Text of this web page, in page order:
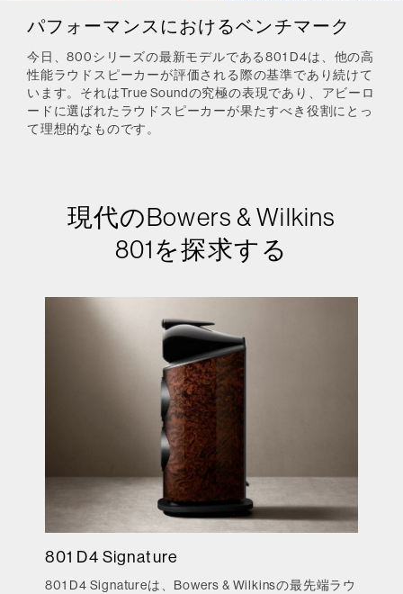
パフォーマンスにおけるベンチマーク
今日、800シリーズの最新モデルである801 D4は、他の高
性能ラウドスピーカーが評価される際の基準であり続けて
います。それはTrue Soundの究極の表現であり、アビーロ
ードに選ばれたラウドスピーカーが果たすべき役割にとっ
て理想的なものです。
現代のBowers & Wilkins
801を探求する
801 D4 Signature
801 D4 Signatureは、Bowers & Wilkinsの最先端ラウ